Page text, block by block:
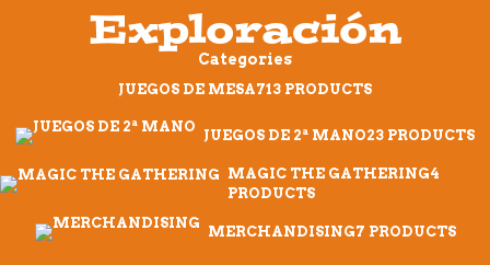
Exploración
Categories
JUEGOS DE MESA713 PRODUCTS
JUEGOS DE 2ª MANO23 PRODUCTS
MAGIC THE GATHERING4
PRODUCTS
MERCHANDISING7 PRODUCTS